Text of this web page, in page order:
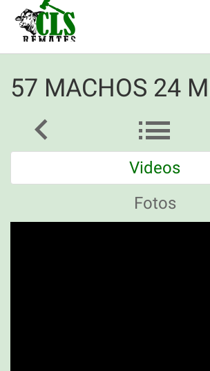
57 MACHOS 24
Videos
Fotos